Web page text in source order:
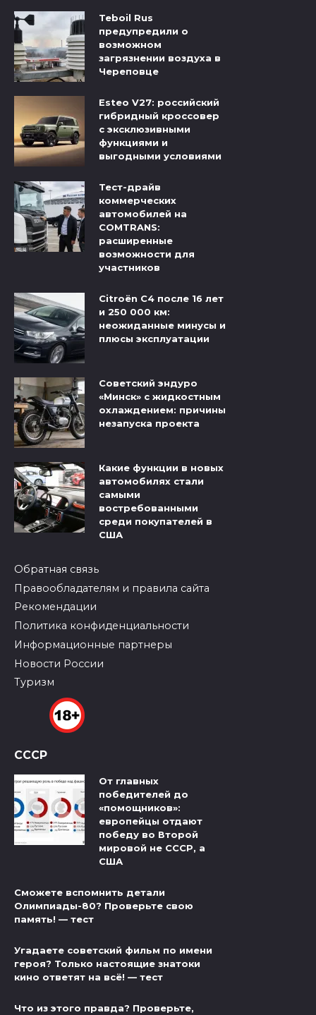
Teboil Rus
предупредили о
возможном
загрязнении воздуха в
Череповце
Esteo V27: российский
гибридный кроссовер
с эксклюзивными
функциями и
выгодными условиями
Тест-драйв
коммерческих
автомобилей на
COMTRANS:
расширенные
возможности для
участников
Citroёn C4 после 16 лет
и 250 000 км:
неожиданные минусы и
плюсы эксплуатации
Советский эндуро
«Минск» с жидкостным
охлаждением: причины
незапуска проекта
Какие функции в новых
автомобилях стали
самыми
востребованными
среди покупателей в
США
Обратная связь
Правообладателям и правила сайта
Рекомендации
Политика конфиденциальности
Информационные партнеры
Новости России
Туризм
СССР
От главных
победителей до
«помощников»:
европейцы отдают
победу во Второй
мировой не СССР, а
США
Сможете вспомнить детали
Олимпиады-80? Проверьте свою
память! — тест
Угадаете советский фильм по имени
героя? Только настоящие знатоки
кино ответят на всё! — тест
Что из этого правда? Проверьте,